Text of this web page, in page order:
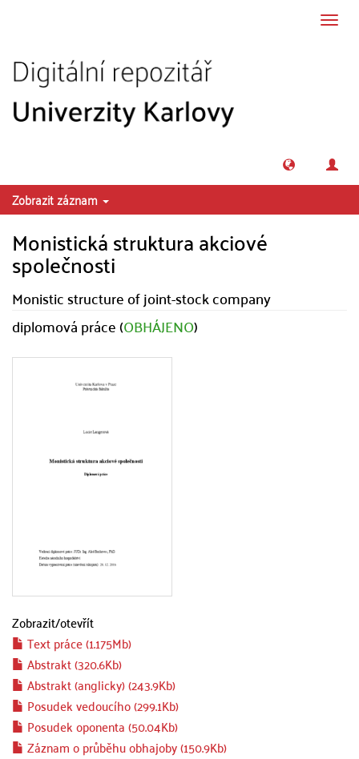
Zobrazit záznam
Monistická struktura akciové
společnosti
Monistic structure of joint-stock company
diplomová práce (OBHÁJENO)
Zobrazit/otevřít
Text práce (1.175Mb)
Abstrakt (320.6Kb)
Abstrakt (anglicky) (243.9Kb)
Posudek vedoucího (299.1Kb)
Posudek oponenta (50.04Kb)
Záznam o průběhu obhajoby (150.9Kb)